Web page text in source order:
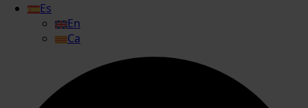
Es
En
Ca